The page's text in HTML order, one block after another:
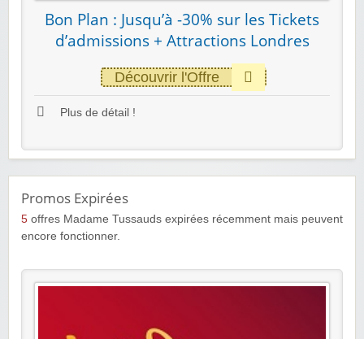
Bon Plan : Jusqu’à -30% sur les Tickets
d’admissions + Attractions Londres
Découvrir l'Offre
Plus de détail !
Promos Expirées
5 offres Madame Tussauds expirées récemment mais peuvent
encore fonctionner.